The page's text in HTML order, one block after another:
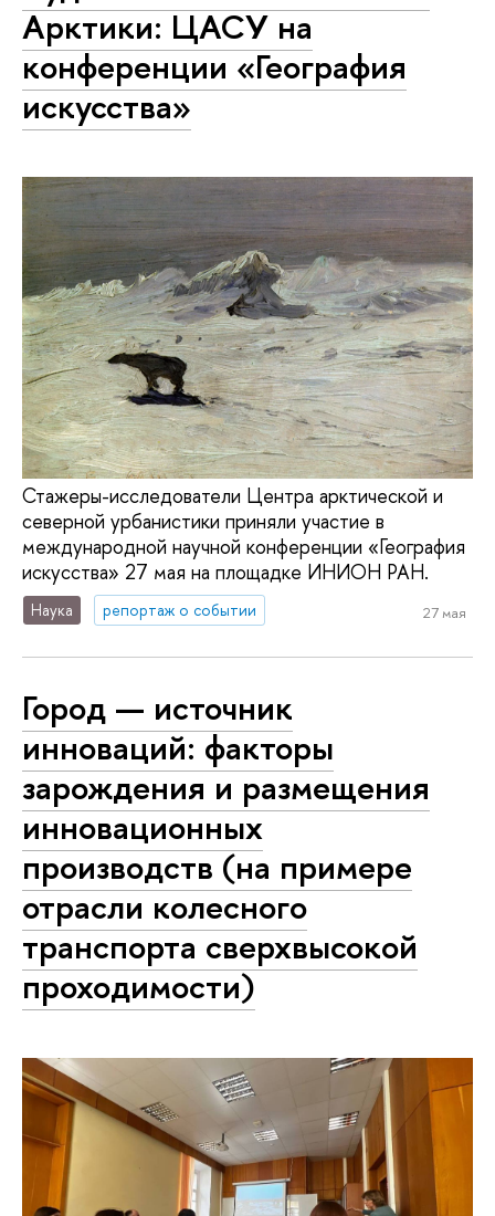
Арктики: ЦАСУ на
конференции «География
искусства»
Стажеры-исследователи Центра арктической и
северной урбанистики приняли участие в
международной научной конференции «География
искусства» 27 мая на площадке ИНИОН РАН.
Наука репортаж о событии 27 мая
Город — источник
инноваций: факторы
зарождения и размещения
инновационных
производств (на примере
отрасли колесного
транспорта сверхвысокой
проходимости)